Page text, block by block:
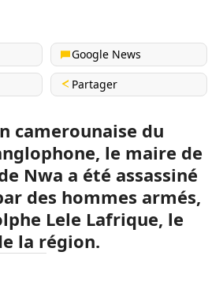
Google News
Partager
camerounaise du
le maire de
Nwa a été assassiné
des hommes armés,
Lele Lafrique, le
la région.